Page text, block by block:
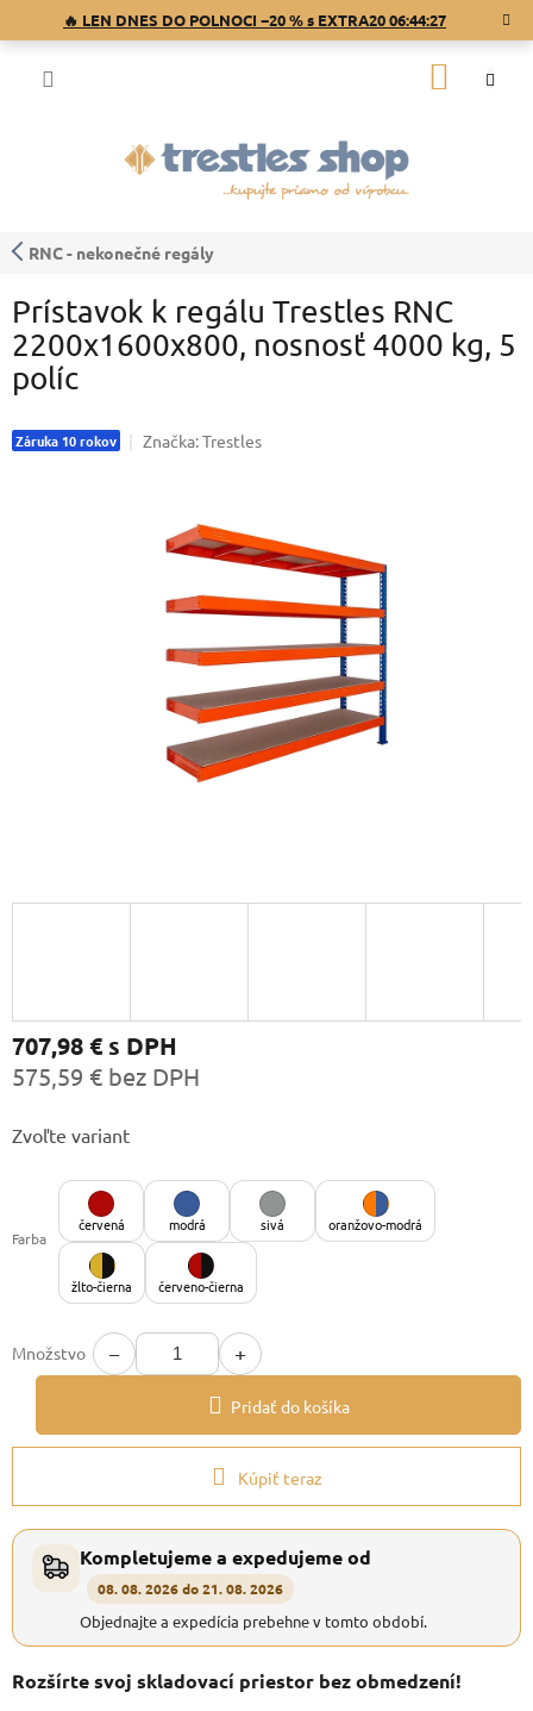
🔥 LEN DNES DO POLNOCI −20 % s EXTRA2006:44:26
RNC - nekonečné regály
Prístavok k regálu Trestles RNC
2200x1600x800, nosnosť 4000 kg, 5
políc
Záruka 10 rokov Značka:Trestles
707,98 €s DPH
575,59 € bez DPH
cena:
Zvoľte variant
Farba
červená modrá sivá oranžovo-modrá
žlto-čierna červeno-čierna
Množstvo − +
Pridať do košíka
Kúpiť teraz
Kompletujeme a expedujeme od
08. 08. 2026 do 21. 08. 2026
Objednajte a expedícia prebehne v tomto období.
Rozšírte svoj skladovací priestor bez obmedzení!